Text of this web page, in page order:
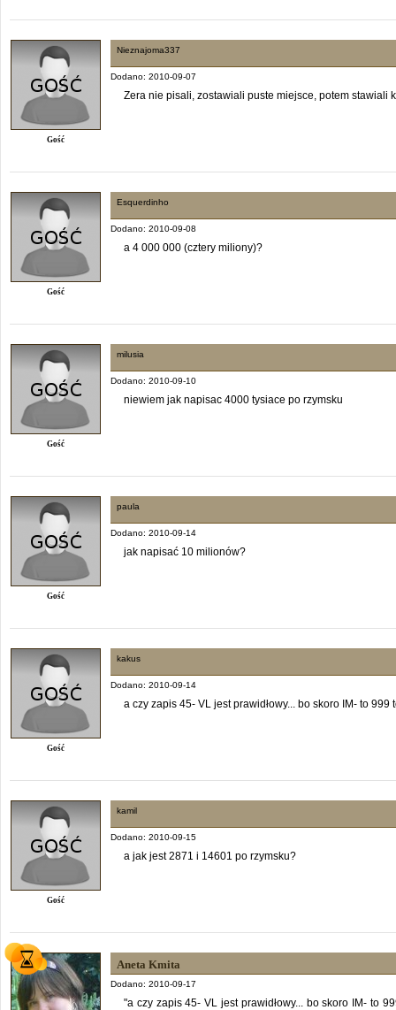
Gość
Nieznajoma337
Dodano: 2010-09-07
Zera nie pisali, zostawiali puste miejsce, potem stawiali
Gość
Esquerdinho
Dodano: 2010-09-08
a 4 000 000 (cztery miliony)?
Gość
milusia
Dodano: 2010-09-10
niewiem jak napisac 4000 tysiace po rzymsku
Gość
paula
Dodano: 2010-09-14
jak napisać 10 milionów?
Gość
kakus
Dodano: 2010-09-14
a czy zapis 45- VL jest prawidłowy... bo skoro IM- to
Gość
kamil
Dodano: 2010-09-15
a jak jest 2871 i 14601 po rzymsku?
Aneta Kmita
Dodano: 2010-09-17
"a czy zapis 45- VL jest prawidłowy... bo skoro IM- to